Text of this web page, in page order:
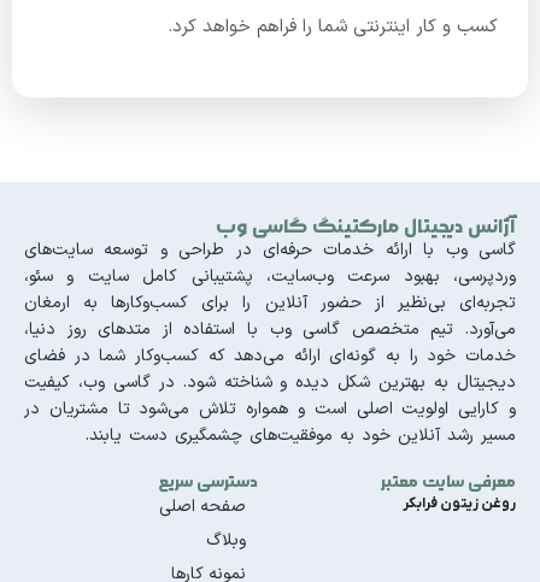
کسب و کار اینترنتی شما را فراهم خواهد کرد.
آژانس دیجیتال مارکتینگ گاسی وب
گاسی وب با ارائه خدمات حرفه‌ای در طراحی و توسعه سایت‌های
وردپرسی، بهبود سرعت وب‌سایت، پشتیبانی کامل سایت و سئو،
تجربه‌ای بی‌نظیر از حضور آنلاین را برای کسب‌وکارها به ارمغان
می‌آورد. تیم متخصص گاسی وب با استفاده از متدهای روز دنیا،
خدمات خود را به گونه‌ای ارائه می‌دهد که کسب‌وکار شما در فضای
دیجیتال به بهترین شکل دیده و شناخته شود. در گاسی وب، کیفیت
و کارایی اولویت اصلی است و همواره تلاش می‌شود تا مشتریان در
مسیر رشد آنلاین خود به موفقیت‌های چشمگیری دست یابند.
معرفی سایت معتبر
روغن زیتون فرابکر
دسترسی سریع
صفحه اصلی
وبلاگ
نمونه کارها